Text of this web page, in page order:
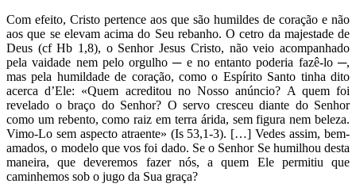
Com efeito, Cristo pertence aos que são humildes de coração e não
aos que se elevam acima do Seu rebanho. O cetro da majestade de
Deus (cf Hb 1,8), o Senhor Jesus Cristo, não veio acompanhado
pela vaidade nem pelo orgulho ─ e no entanto poderia fazê-lo ─,
mas pela humildade de coração, como o Espírito Santo tinha dito
acerca d’Ele: «Quem acreditou no Nosso anúncio? A quem foi
revelado o braço do Senhor? O servo cresceu diante do Senhor
como um rebento, como raiz em terra árida, sem figura nem beleza.
Vimo-Lo sem aspecto atraente» (Is 53,1-3). […] Vedes assim, bem-
amados, o modelo que vos foi dado. Se o Senhor Se humilhou desta
maneira, que deveremos fazer nós, a quem Ele permitiu que
caminhemos sob o jugo da Sua graça?